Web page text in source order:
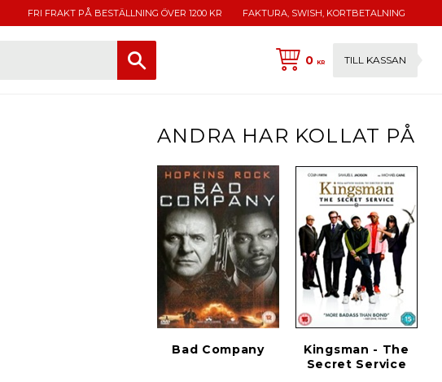
FRI FRAKT PÅ BESTÄLLNING ÖVER 1200 KR FAKTURA, SWISH, KORTBETALNING
0KR TILL KASSAN
ANDRA HAR KOLLAT PÅ
Bad Company
Kingsman - The
Secret Service